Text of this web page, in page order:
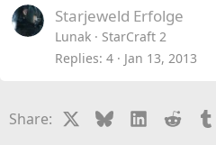
Starjeweld Erfolge
Lunak
StarCraft 2
Replies 4 Jan 13, 2013
Share: BlueskyLinkedIn
Reddit